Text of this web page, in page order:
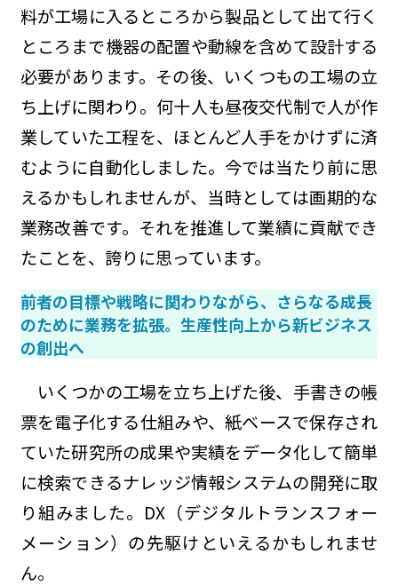
料が工場に入るところから製品として出て行く
ところまで機器の配置や動線を含めて設計する
必要があります。その後、いくつもの工場の立
ち上げに関わり。何十人も昼夜交代制で人が作
業していた工程を、ほとんど人手をかけずに済
むように自動化しました。今では当たり前に思
えるかもしれませんが、当時としては画期的な
業務改善です。それを推進して業績に貢献でき
たことを、誇りに思っています。
前者の目標や戦略に関わりながら、さらなる成長
のために業務を拡張。生産性向上から新ビジネス
の創出へ
いくつかの工場を立ち上げた後、手書きの帳
票を電子化する仕組みや、紙ベースで保存され
ていた研究所の成果や実績をデータ化して簡単
に検索できるナレッジ情報システムの開発に取
り組みました。DX（デジタルトランスフォー
メーション）の先駆けといえるかもしれませ
ん。